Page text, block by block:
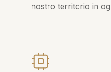
nostro territorio in